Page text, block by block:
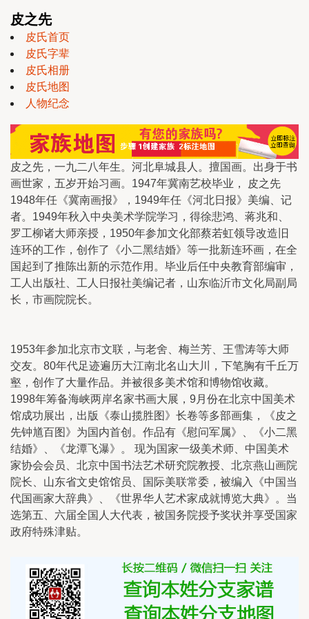
皮之先
皮氏首页
皮氏字辈
皮氏相册
皮氏地图
人物纪念
皮之先，一九二八年生。河北阜城县人。擅国画。出身于书
画世家，五岁开始习画。1947年冀南艺校毕业， 皮之先
1948年任《冀南画报》，1949年任《河北日报》美编、记
者。1949年秋入中央美术学院学习，得徐悲鸿、蒋兆和、
罗工柳诸大师亲授，1950年参加文化部蔡若虹领导改造旧
连环的工作，创作了《小二黑结婚》等一批新连环画，在全
国起到了推陈出新的示范作用。毕业后任中央教育部编审，
工人出版社、工人日报社美编记者，山东临沂市文化局副局
长，市画院院长。
1953年参加北京市文联，与老舍、梅兰芳、王雪涛等大师
交友。80年代足迹遍历大江南北名山大川，下笔胸有千丘万
壑，创作了大量作品。并被很多美术馆和博物馆收藏。
1998年筹备海峡两岸名家书画大展，9月份在北京中国美术
馆成功展出，出版《泰山揽胜图》长卷等多部画集，《皮之
先钟馗百图》为国内首创。作品有《慰问军属》、《小二黑
结婚》、《龙潭飞瀑》。 现为国家一级美术师、中国美术
家协会会员、北京中国书法艺术研究院教授、北京燕山画院
院长、山东省文史馆馆员、国际美联常委，被编入《中国当
代国画家大辞典》、《世界华人艺术家成就博览大典》。当
选第五、六届全国人大代表，被国务院授予奖状并享受国家
政府特殊津贴。